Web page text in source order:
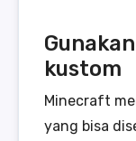
kustom
Minecraft
yang bisa